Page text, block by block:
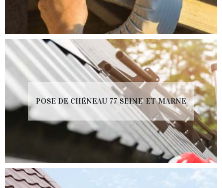
POSE DE CHÉNEAU 77 SEINE-ET-MARNE